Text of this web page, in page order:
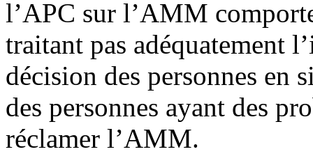
l’APC sur l’AMM
traitant pas adéquatement
décision des personnes en
des personnes ayant des
réclamer l’AMM.